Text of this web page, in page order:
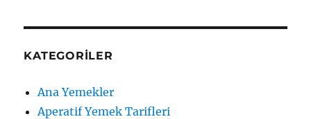
KATEGORILER
Ana Yemekler
Aperatif Yemek Tarifleri